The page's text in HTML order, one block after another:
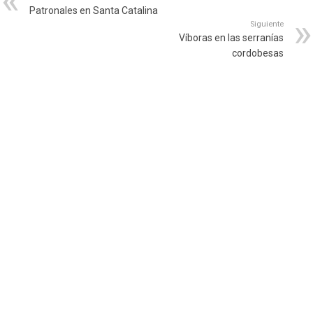
Patronales en Santa Catalina
Siguiente
Víboras en las serranías
cordobesas